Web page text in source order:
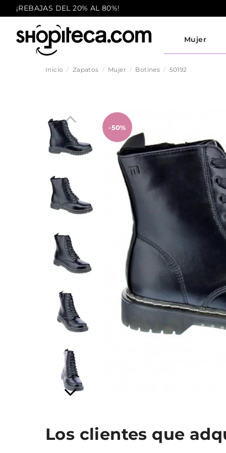
¡REBAJAS DEL 20% AL 80%!
Mujer
Inicio Zapatos Mujer Botines 50192
-50%
Los clientes que